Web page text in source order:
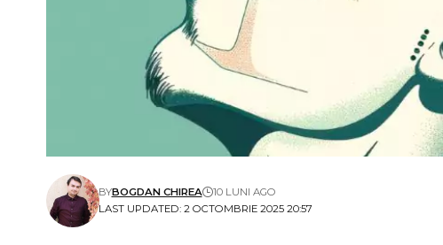
LAST UPDATED: 2 OCTOMBRIE 2025 20:57
BYBOGDAN CHIREA 10 LUNI AGO